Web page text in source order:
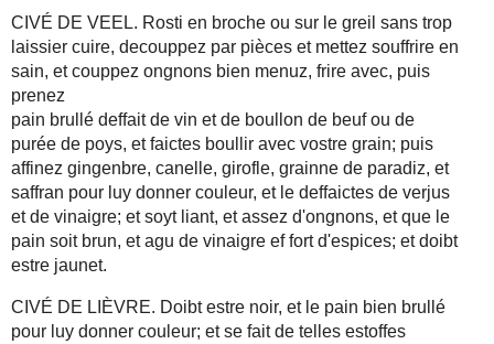
CIVÉ DE VEEL. Rosti en broche ou sur le greil sans trop
laissier cuire, decouppez par pièces et mettez souffrire en
sain, et couppez ongnons bien menuz, frire avec, puis
prenez
pain brullé deffait de vin et de boullon de beuf ou de
purée de poys, et faictes boullir avec vostre grain; puis
affinez gingenbre, canelle, girofle, grainne de paradiz, et
saffran pour luy donner couleur, et le deffaictes de verjus
et de vinaigre; et soyt liant, et assez d'ongnons, et que le
pain soit brun, et agu de vinaigre ef fort d'espices; et doibt
estre jaunet.
CIVÉ DE LIÈVRE. Doibt estre noir, et le pain bien brullé
pour luy donner couleur; et se fait de telles estoffes